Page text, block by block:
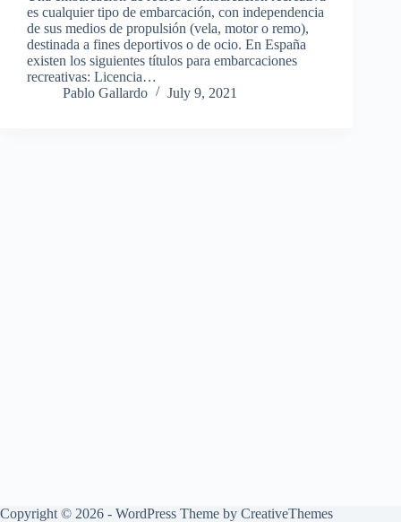
es cualquier tipo de embarcación, con independencia
de sus medios de propulsión (vela, motor o remo),
destinada a fines deportivos o de ocio. En España
existen los siguientes títulos para embarcaciones
recreativas: Licencia…
Pablo Gallardo
July 9, 2021
Copyright © 2026 - WordPress Theme by CreativeThemes